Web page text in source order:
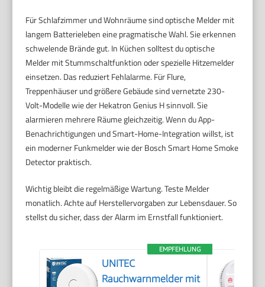
Für Schlafzimmer und Wohnräume sind optische Melder mit
langem Batterieleben eine pragmatische Wahl. Sie erkennen
schwelende Brände gut. In Küchen solltest du optische
Melder mit Stummschaltfunktion oder spezielle Hitzemelder
einsetzen. Das reduziert Fehlalarme. Für Flure,
Treppenhäuser und größere Gebäude sind vernetzte 230-
Volt-Modelle wie der Hekatron Genius H sinnvoll. Sie
alarmieren mehrere Räume gleichzeitig. Wenn du App-
Benachrichtigungen und Smart-Home-Integration willst, ist
ein moderner Funkmelder wie der Bosch Smart Home Smoke
Detector praktisch.
Wichtig bleibt die regelmäßige Wartung. Teste Melder
monatlich. Achte auf Herstellervorgaben zur Lebensdauer. So
stellst du sicher, dass der Alarm im Ernstfall funktioniert.
EMPFEHLUNG
UNITEC
Rauchwarnmelder mit